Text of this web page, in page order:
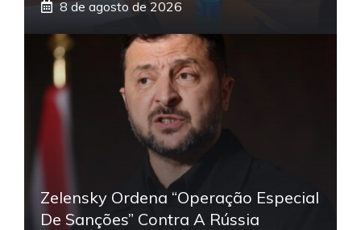
8 de agosto de 2026
Zelensky Ordena “operação Especial
De Sanções” Contra A Rússia